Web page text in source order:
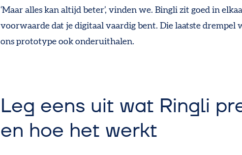
‘Maar alles kan altijd beter’, vinden we. Bingli zit goed in
voorwaarde dat je digitaal vaardig bent. Die laatste drempel
ons prototype ook onderuithalen.
Leg eens uit wat Ringli
en hoe het werkt